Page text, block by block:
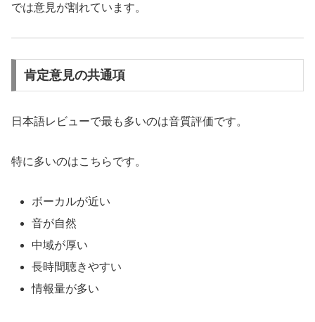
では意見が割れています。
肯定意見の共通項
日本語レビューで最も多いのは音質評価です。
特に多いのはこちらです。
ボーカルが近い
音が自然
中域が厚い
長時間聴きやすい
情報量が多い